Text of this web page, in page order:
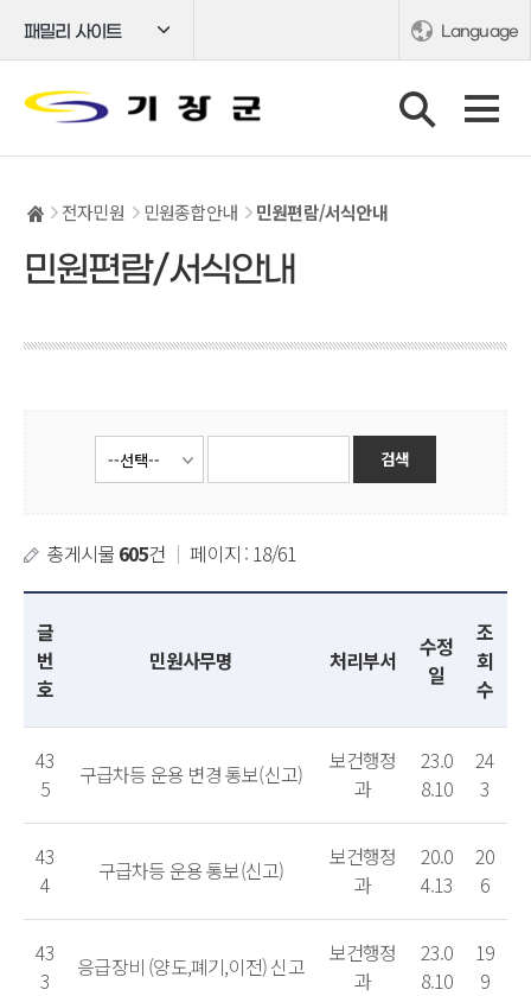
패밀리 사이트 Language
전자민원 민원종합안내 민원편람/서식안내
민원편람/서식안내
총게시물 605건 ｜ 페이지 : 18/61
글
번
호
민원사무명 처리부서
수정
일
조
회
수
43
5
구급차등 운용 변경 통보(신고)
보건행정
과
23.0
8.10
24
3
43
4
구급차등 운용 통보(신고)
보건행정
과
20.0
4.13
20
6
43
3
응급장비 (양도,폐기,이전) 신고
보건행정
과
23.0
8.10
19
9